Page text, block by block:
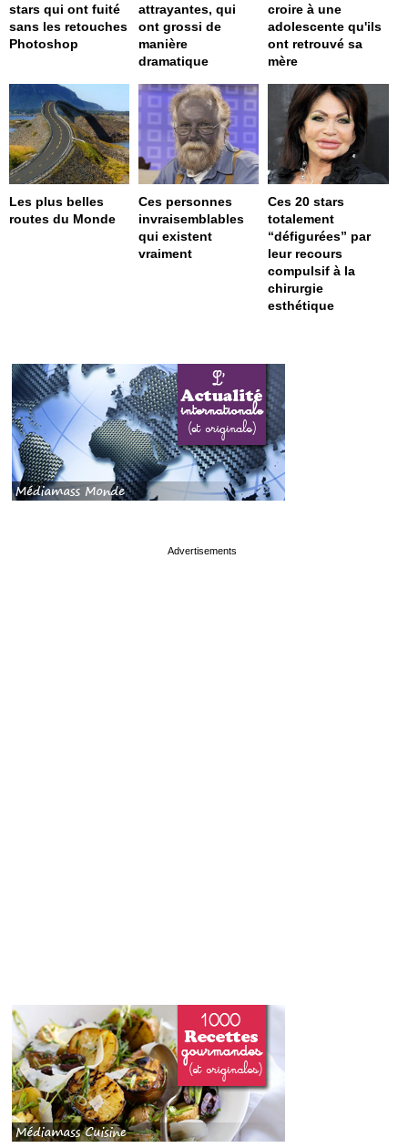
stars qui ont fuité
sans les retouches
Photoshop
attrayantes, qui
ont grossi de
manière
dramatique
croire à une
adolescente qu'ils
ont retrouvé sa
mère
Les plus belles
routes du Monde
Ces personnes
invraisemblables
qui existent
vraiment
Ces 20 stars
totalement
“défigurées” par
leur recours
compulsif à la
chirurgie
esthétique